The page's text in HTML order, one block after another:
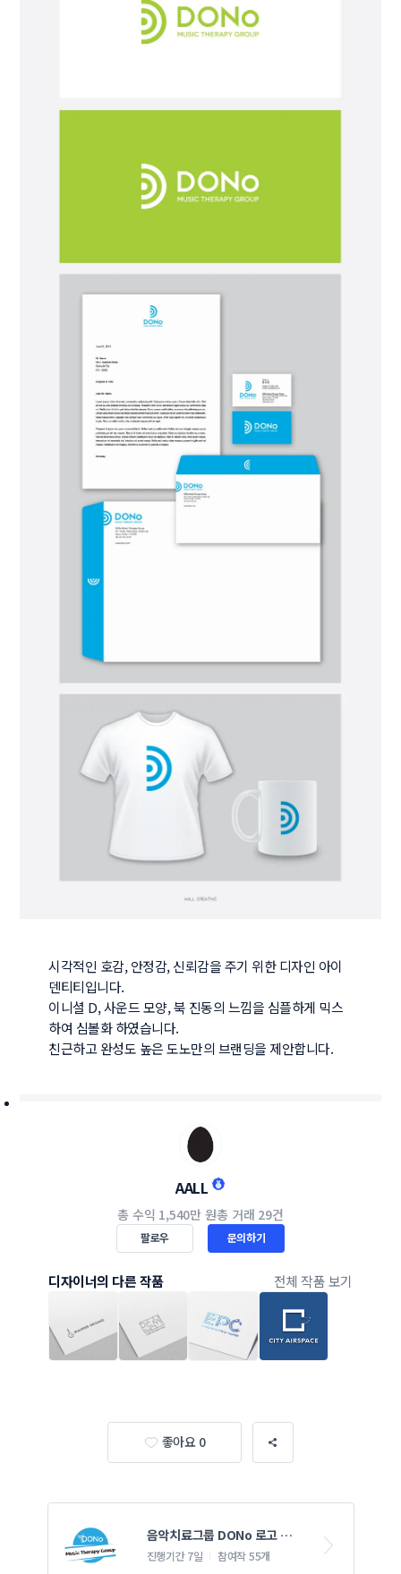
시각적인 호감, 안정감, 신뢰감을 주기 위한 디자인 아이
덴티티입니다.
이니셜 D, 사운드 모양, 북 진동의 느낌을 심플하게 믹스
하여 심볼화 하였습니다.
친근하고 완성도 높은 도노만의 브랜딩을 제안합니다.
AALL
총 수익 1,540만 원총 거래 29건
팔로우 문의하기
디자이너의 다른 작품 전체 작품 보기
좋아요 0
음악치료그룹 DONo 로고 디자
인 의뢰
진행기간 7일 참여작 55개